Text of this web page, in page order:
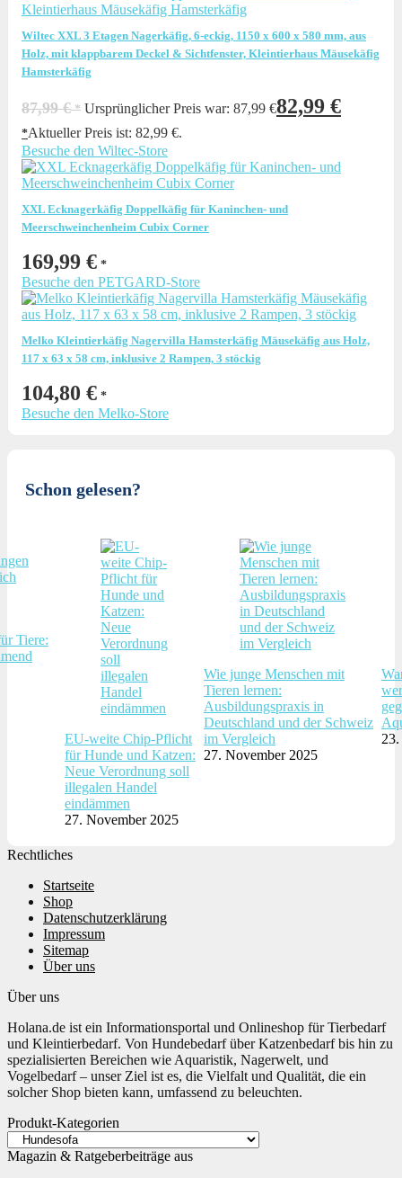
Wiltec XXL 3 Etagen Nagerkäfig, 6-eckig, 1150 x 600 x 580 mm, aus
Holz, mit klappbarem Deckel & Sichtfenster, Kleintierhaus Mäusekäfig
Hamsterkäfig
87,99€ Ursprünglicher Preis war: 87,99 €82,99 €
Aktueller Preis ist: 82,99 €.
Besuche den Wiltec-Store
XXL Ecknagerkäfig Doppelkäfig für Kaninchen- und
Meerschweinchenheim Cubix Corner
169,99 €
Besuche den PETGARD-Store
Melko Kleintierkäfig Nagervilla Hamsterkäfig Mäusekäfig aus Holz,
117 x 63 x 58 cm, inklusive 2 Rampen, 3 stöckig
104,80 €
Besuche den Melko-Store
Schon gelesen?
Tiere:
EU-weite Chip-Pflicht
für Hunde und Katzen:
Neue Verordnung soll
illegalen Handel
eindämmen
27. November 2025
Wie junge Menschen mit
Tieren lernen:
Ausbildungspraxis in
Deutschland und der Schweiz
im Vergleich
27. November 2025
Rechtliches
Startseite
Shop
Datenschutzerklärung
Impressum
Sitemap
Über uns
Über uns
Holana.de ist ein Informationsportal und Onlineshop für Tierbedarf
und Kleintierbedarf. Von Hundebedarf über Katzenbedarf bis hin zu
spezialisierten Bereichen wie Aquaristik, Nagerwelt, und
Vogelbedarf – unser Ziel ist es, die Vielfalt und Qualität, die ein
solcher Shop bieten kann, umfassend zu beleuchten.
Produkt-Kategorien
Magazin & Ratgeberbeiträge aus